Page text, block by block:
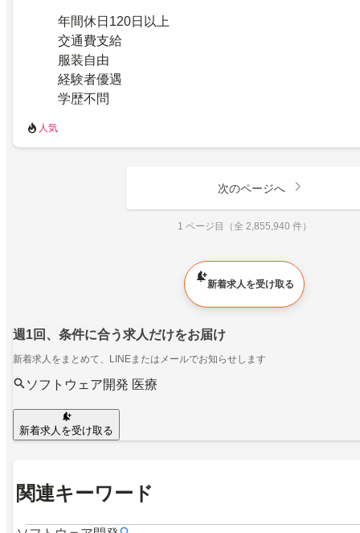
年間休日120日以上
交通費支給
服装自由
経験者優遇
学歴不問
人気
次のページへ
1 ページ目（全 2,855,940 件）
新着求人を受け取る
週1回、条件に合う求人だけをお届け
新着求人をまとめて、LINEまたはメールでお知らせします
ソフトウェア開発 医療
新着求人を受け取る
関連キーワード